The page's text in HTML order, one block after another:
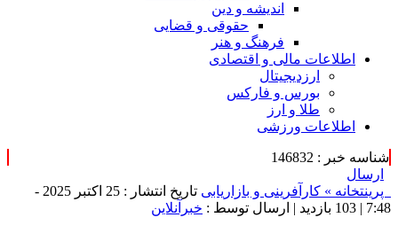
اندیشه و دین
حقوقی و قضایی
فرهنگ و هنر
اطلاعات مالی و اقتصادی
ارزدیجیتال
بورس و فارکس
طلا و ارز
اطلاعات ورزشی
شناسه خبر : 146832
ارسال
پرینتخانه » کارآفرینی و بازاریابی
تاریخ انتشار : 25 اکتبر 2025 -
7:48 |
103 بازدید | ارسال توسط : خبرآنلاین